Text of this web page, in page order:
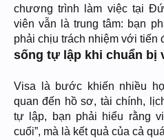
chương trình làm việc tại
viên vẫn là trung tâm: bạn
phải chịu trách nhiệm với tiến
sống tự lập khi chuẩn bị
Visa là bước khiến nhiều
quan đến hồ sơ, tài chính,
tự lập, bạn phải hiểu rằng
cuối”, mà là kết quả của cả